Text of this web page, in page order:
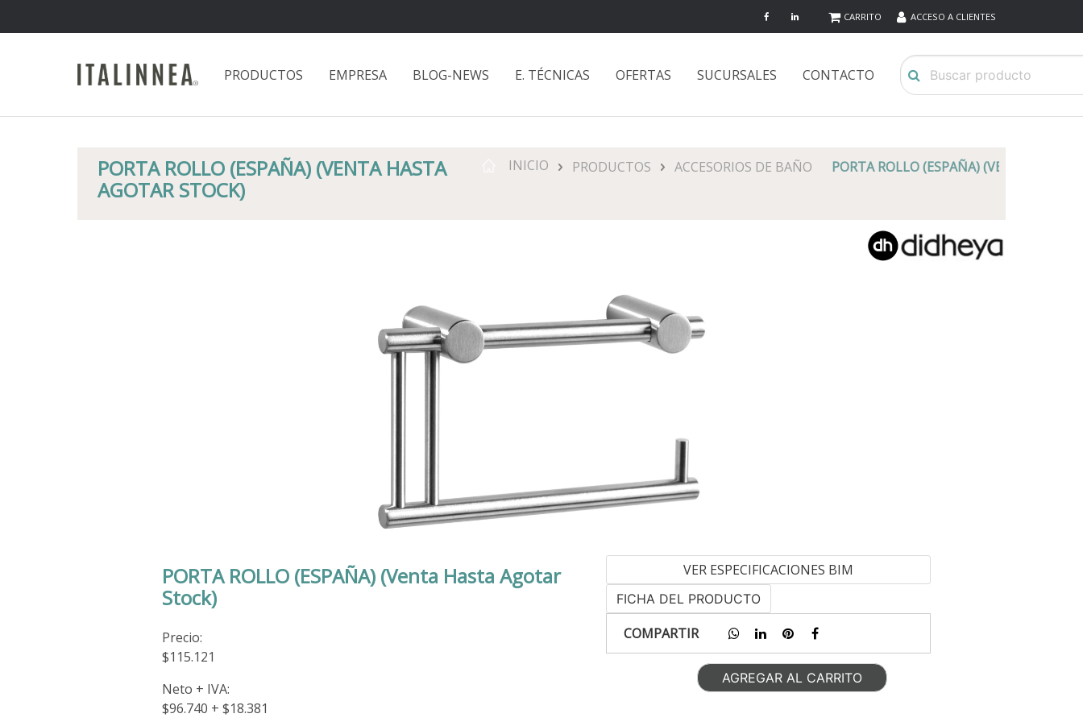
CARRITO ACCESO A CLIENTES
PRODUCTOS EMPRESA BLOG-NEWS E. TÉCNICAS OFERTAS SUCURSALES CONTACTO
PORTA ROLLO (ESPAÑA) (VENTA HASTA
AGOTAR STOCK)
INICIO PRODUCTOS ACCESORIOS DE BAÑO PORTA ROLLO (ESPAÑA) (VENTA HASTA
PORTA ROLLO (ESPAÑA) (Venta Hasta Agotar
Stock)
Precio:
$115.121
Neto + IVA:
$96.740 + $18.381
VER ESPECIFICACIONES BIM
FICHA DEL PRODUCTO
COMPARTIR
AGREGAR AL CARRITO